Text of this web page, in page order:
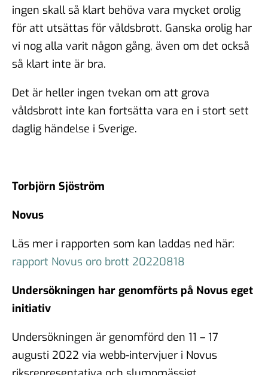
ingen skall så klart behöva vara mycket orolig
för att utsättas för våldsbrott. Ganska orolig har
vi nog alla varit någon gång, även om det också
så klart inte är bra.
Det är heller ingen tvekan om att grova
våldsbrott inte kan fortsätta vara en i stort sett
daglig händelse i Sverige.
Torbjörn Sjöström
Novus
Läs mer i rapporten som kan laddas ned här:
rapport Novus oro brott 20220818
Undersökningen har genomförts på Novus eget
initiativ
Undersökningen är genomförd den 11 – 17
augusti 2022 via webb-intervjuer i Novus